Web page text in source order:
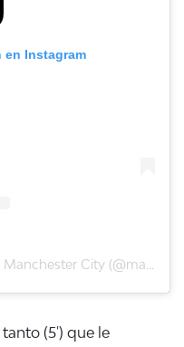
en Instagram
(5') que le